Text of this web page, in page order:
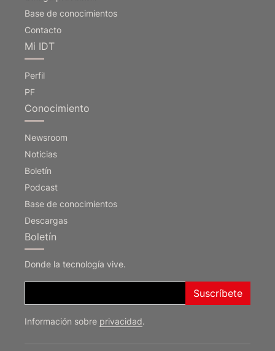
Base de conocimientos
Contacto
Mi IDT
Perfil
PF
Conocimiento
Newsroom
Noticias
Boletín
Podcast
Base de conocimientos
Descargas
Boletín
Donde la tecnología vive.
Deutsch
Suscríbete
Información sobre privacidad.